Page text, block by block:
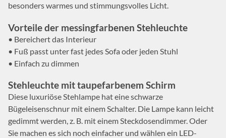
besonders warmes und stimmungsvolles Licht.
Vorteile der messingfarbenen Stehleuchte
• Bereichert das Interieur
• Fuß passt unter fast jedes Sofa oder jeden Stuhl
• Einfach zu dimmen
Stehleuchte mit taupefarbenem Schirm
Diese luxuriöse Stehlampe hat eine schwarze
Bügeleisenschnur mit einem Schalter. Die Lampe kann leicht
gedimmt werden, z. B. mit einem Steckdosendimmer. Oder
Sie machen es sich noch einfacher und wählen ein LED-